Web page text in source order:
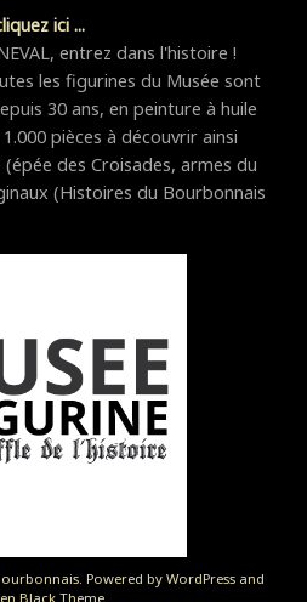
ici ...
entrez dans l'histoire !
les figurines du Musée sont
30 ans, en peinture à huile
pièces à découvrir ainsi
des Croisades, armes du
(Histoires du Bourbonnais
Powered by WordPress and
Black Theme